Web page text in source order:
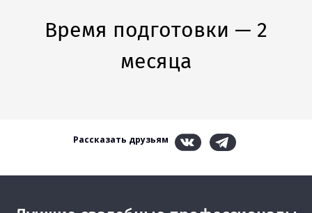
Время подготовки — 2
месяца
Рассказать друзьям